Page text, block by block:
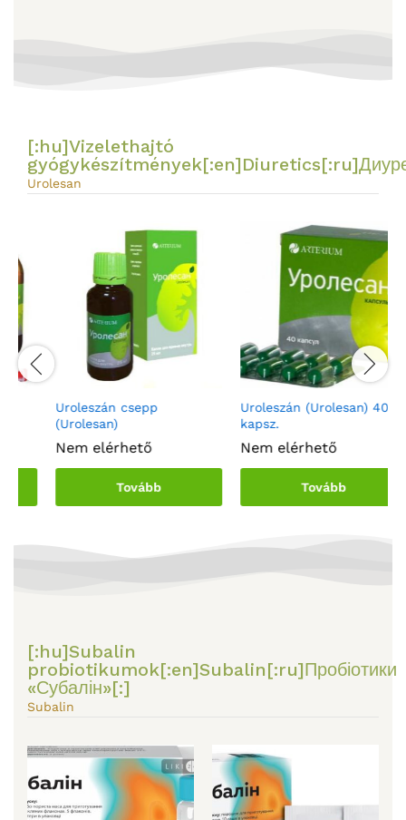
[:hu]Vizelethajtó
Urolesan
Uroleszán csepp
(Urolesan)
Nem elérhető
Tovább
Uroleszán (Urolesan) 40
kapsz.
Nem elérhető
Tovább
[:hu]Subalin
probiotikumok[:en]Subalin[:ru]Пробіотики
«Субалін»[:]
Subalin